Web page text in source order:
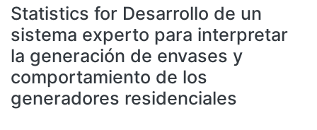
All of DSpace
Bibliotecas
Statistics for Desarrollo de un
sistema experto para interpretar
la generación de envases y
comportamiento de los
generadores residenciales